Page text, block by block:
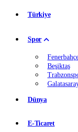
Türkiye
Spor
Beşiktaş
Dünya
E-Ticaret